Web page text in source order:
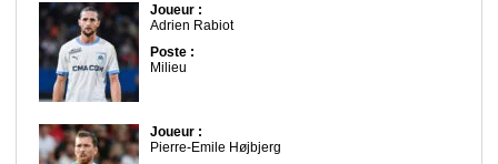
Joueur :
Adrien Rabiot
Poste :
Milieu
Joueur :
Pierre-Emile Højbjerg